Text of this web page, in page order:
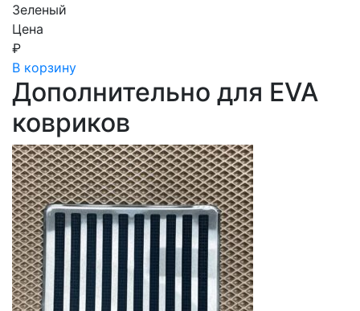
Зеленый
Цена
₽
В корзину
Дополнительно для EVA
ковриков